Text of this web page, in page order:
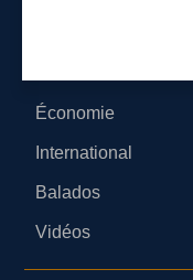
Économie
International
Balados
Vidéos